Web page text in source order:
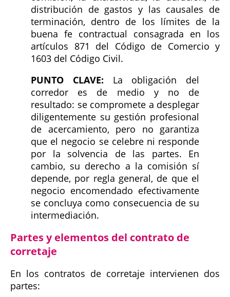
distribución de gastos y las causales de
terminación, dentro de los límites de la
buena fe contractual consagrada en los
artículos 871 del Código de Comercio y
1603 del Código Civil.
PUNTO CLAVE: La obligación del
corredor es de medio y no de
resultado: se compromete a desplegar
diligentemente su gestión profesional
de acercamiento, pero no garantiza
que el negocio se celebre ni responde
por la solvencia de las partes. En
cambio, su derecho a la comisión sí
depende, por regla general, de que el
negocio encomendado efectivamente
se concluya como consecuencia de su
intermediación.
Partes y elementos del contrato de
corretaje
En los contratos de corretaje intervienen dos
partes: